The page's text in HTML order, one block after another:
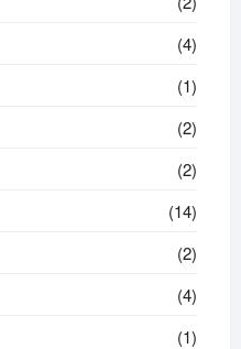
(4)
(1)
(2)
(2)
(14)
(2)
(4)
(1)